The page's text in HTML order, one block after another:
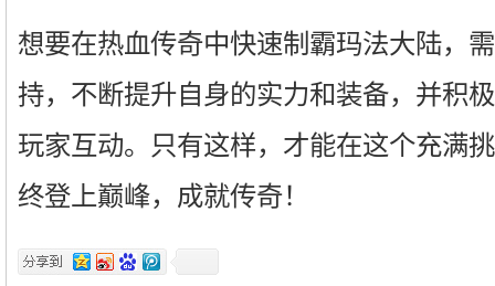
想要在热血传奇中快速制霸玛法大陆，
持，不断提升自身的实力和装备，并积
玩家互动。只有这样，才能在这个充满
终登上巅峰，成就传奇！